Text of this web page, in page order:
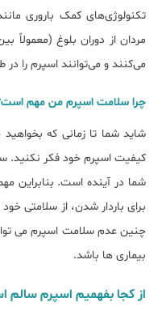
می‌کنند و می‌توانند اسپرم را
چرا سلامت اسپرم من مهم
شاید شما تا زمانی که
کیفیت اسپرم خود فکر نکنید.
شما در آینده است. بنابراین
برای باردار شدن، از سلامتی
چنین عدم سلامت اسپرم می
بیماری ها باشد.
از کجا بفهمیم اسپرم سالم